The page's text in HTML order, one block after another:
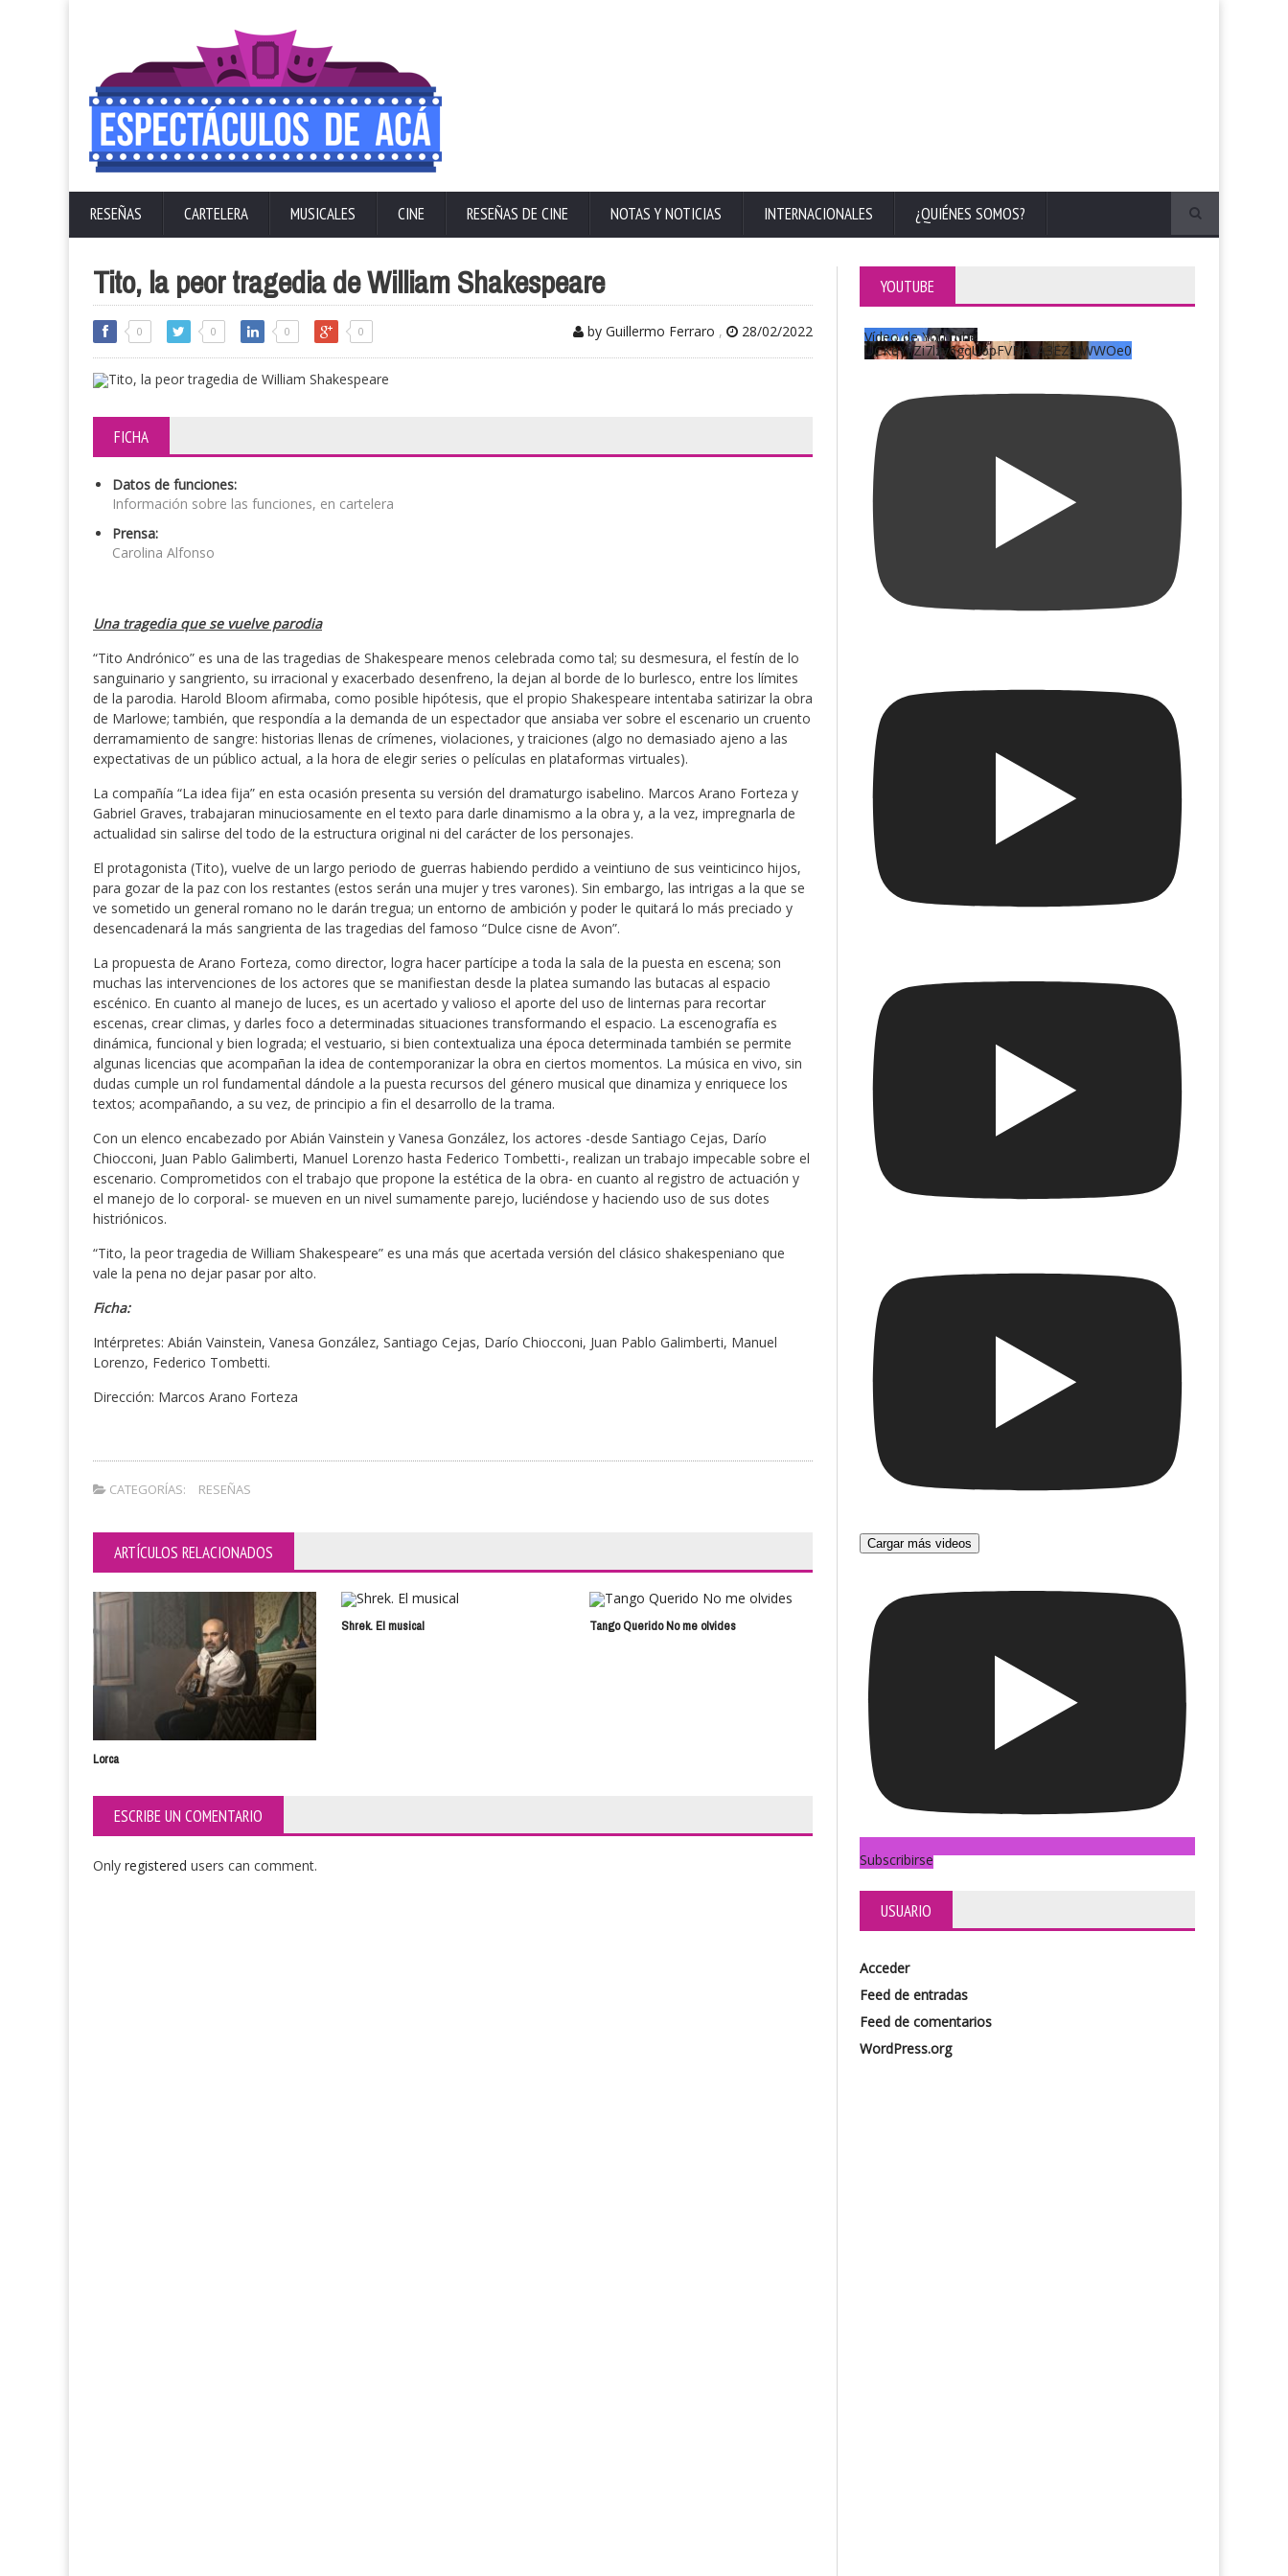
RESEÑAS CARTELERA MUSICALES CINE RESEÑAS DE CINE NOTAS Y NOTICIAS INTERNACIONALES ¿QUIÉNES SOMOS?
Tito, la peor tragedia de William Shakespeare
0 0 0 0 by Guillermo Ferraro , 28/02/2022
FICHA
Datos de funciones:
Información sobre las funciones, en cartelera
Prensa:
Carolina Alfonso
Una tragedia que se vuelve parodia
“Tito Andrónico” es una de las tragedias de Shakespeare menos celebrada como tal; su desmesura, el festín de lo
sanguinario y sangriento, su irracional y exacerbado desenfreno, la dejan al borde de lo burlesco, entre los límites
de la parodia. Harold Bloom afirmaba, como posible hipótesis, que el propio Shakespeare intentaba satirizar la obra
de Marlowe; también, que respondía a la demanda de un espectador que ansiaba ver sobre el escenario un cruento
derramamiento de sangre: historias llenas de crímenes, violaciones, y traiciones (algo no demasiado ajeno a las
expectativas de un público actual, a la hora de elegir series o películas en plataformas virtuales).
La compañía “La idea fija” en esta ocasión presenta su versión del dramaturgo isabelino. Marcos Arano Forteza y
Gabriel Graves, trabajaran minuciosamente en el texto para darle dinamismo a la obra y, a la vez, impregnarla de
actualidad sin salirse del todo de la estructura original ni del carácter de los personajes.
El protagonista (Tito), vuelve de un largo periodo de guerras habiendo perdido a veintiuno de sus veinticinco hijos,
para gozar de la paz con los restantes (estos serán una mujer y tres varones). Sin embargo, las intrigas a la que se
ve sometido un general romano no le darán tregua; un entorno de ambición y poder le quitará lo más preciado y
desencadenará la más sangrienta de las tragedias del famoso “Dulce cisne de Avon”.
La propuesta de Arano Forteza, como director, logra hacer partícipe a toda la sala de la puesta en escena; son
muchas las intervenciones de los actores que se manifiestan desde la platea sumando las butacas al espacio
escénico. En cuanto al manejo de luces, es un acertado y valioso el aporte del uso de linternas para recortar
escenas, crear climas, y darles foco a determinadas situaciones transformando el espacio. La escenografía es
dinámica, funcional y bien lograda; el vestuario, si bien contextualiza una época determinada también se permite
algunas licencias que acompañan la idea de contemporanizar la obra en ciertos momentos. La música en vivo, sin
dudas cumple un rol fundamental dándole a la puesta recursos del género musical que dinamiza y enriquece los
textos; acompañando, a su vez, de principio a fin el desarrollo de la trama.
Con un elenco encabezado por Abián Vainstein y Vanesa González, los actores -desde Santiago Cejas, Darío
Chiocconi, Juan Pablo Galimberti, Manuel Lorenzo hasta Federico Tombetti-, realizan un trabajo impecable sobre el
escenario. Comprometidos con el trabajo que propone la estética de la obra- en cuanto al registro de actuación y
el manejo de lo corporal- se mueven en un nivel sumamente parejo, luciéndose y haciendo uso de sus dotes
histriónicos.
“Tito, la peor tragedia de William Shakespeare” es una más que acertada versión del clásico shakespeniano que
vale la pena no dejar pasar por alto.
Ficha:
Intérpretes: Abián Vainstein, Vanesa González, Santiago Cejas, Darío Chiocconi, Juan Pablo Galimberti, Manuel
Lorenzo, Federico Tombetti.
Dirección: Marcos Arano Forteza
CATEGORÍAS: RESEÑAS
ARTÍCULOS RELACIONADOS
Lorca
Shrek. El musical Tango Querido No me olvides Waminix
ESCRIBE UN COMENTARIO
Only registered users can comment.
YOUTUBE
Vídeo de YouTube
UCKqYjiZi7lzy6gqU6pFVFiA_A3EZ9JWWOe0
Cargar más videos
Subscribirse
USUARIO
Acceder
Feed de entradas
Feed de comentarios
WordPress.org